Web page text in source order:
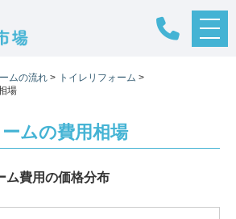
メ
ニ
ムの流れ > トイレリフォーム >
場
ムの費用相場
ム費用の価格分布